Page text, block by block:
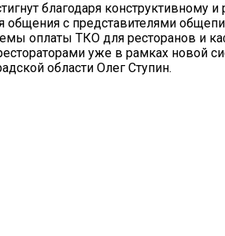
благодаря конструктивному
общения с представителями
оплаты ТКО для ресторанов и
уже в рамках новой
области Олег Ступин.